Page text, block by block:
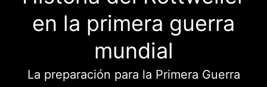
en la primera guerra
mundial
La preparación para la Primera Guerra